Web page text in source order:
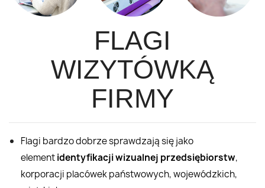
FLAGI
WIZYTÓWKĄ
FIRMY
Flagi bardzo dobrze sprawdzają się jako
elementidentyfikacji wizualnej przedsiębiorstw,
korporacji placówek państwowych, wojewódzkich,